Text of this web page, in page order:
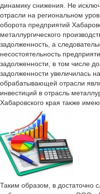
динамику снижения. Не
отрасли на региональном
оборота предприятий
металлургического
задолженность, а
несостоятельность
задолженности, в том числе
задолженности увеличилась
обрабатывающей отрасли
инвестиций в отрасль
Хабаровского края также
Таким образом, в достаточно